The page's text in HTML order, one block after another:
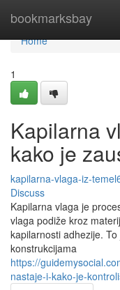
bookmarksbay
Home
Home
1
Kapilarna
kako je
kapilarna-vlaga-iz-
Discuss
Kapilarna vlaga je
vlaga podiže kroz
kapilarnosti adhezije.
konstrukcijama
https://
nastaje-i-kako-je-